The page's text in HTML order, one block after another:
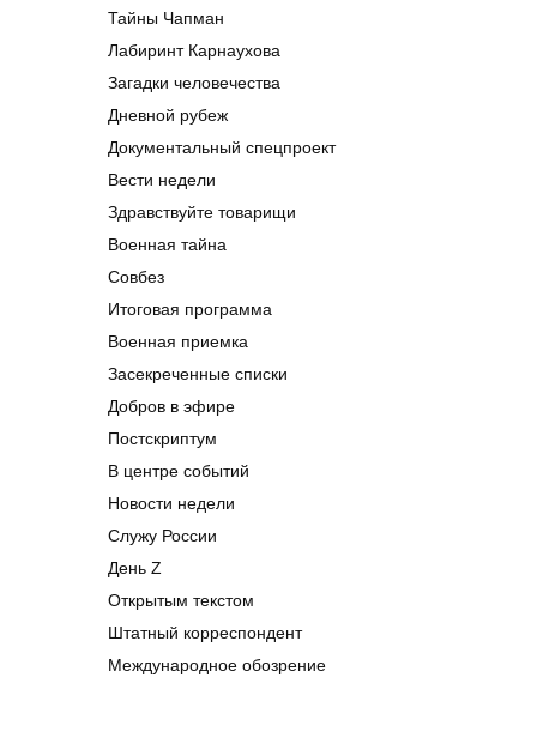
Тайны Чапман
Лабиринт Карнаухова
Загадки человечества
Дневной рубеж
Документальный спецпроект
Вести недели
Здравствуйте товарищи
Военная тайна
Совбез
Итоговая программа
Военная приемка
Засекреченные списки
Добров в эфире
Постскриптум
В центре событий
Новости недели
Служу России
День Z
Открытым текстом
Штатный корреспондент
Международное обозрение